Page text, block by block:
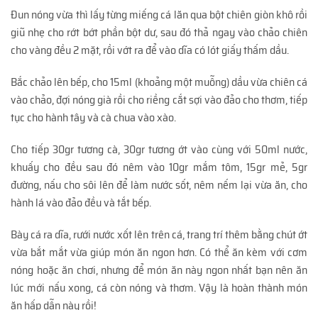
Đun nóng vừa thì lấy từng miếng cá lăn qua bột chiên giòn khô rồi
giũ nhẹ cho rớt bớt phần bột dư, sau đó thả ngay vào chảo chiên
cho vàng đều 2 mặt, rồi vớt ra để vào dĩa có lót giấy thấm dầu.
Bắc chảo lên bếp, cho 15ml (khoảng một muỗng) dầu vừa chiên cá
vào chảo, đợi nóng già rồi cho riềng cắt sợi vào đảo cho thơm, tiếp
tục cho hành tây và cà chua vào xào.
Cho tiếp 30gr tương cà, 30gr tương ớt vào cùng với 50ml nước,
khuấy cho đều sau đó nêm vào 10gr mắm tôm, 15gr mẻ, 5gr
đường, nấu cho sôi lên để làm nước sốt, nêm nếm lại vừa ăn, cho
hành lá vào đảo đều và tắt bếp.
Bày cá ra dĩa, rưới nước xốt lên trên cá, trang trí thêm bằng chút ớt
vừa bắt mắt vừa giúp món ăn ngon hơn. Có thể ăn kèm với cơm
nóng hoặc ăn chơi, nhưng để món ăn này ngon nhất bạn nên ăn
lúc mới nấu xong, cá còn nóng và thơm. Vậy là hoàn thành món
ăn hấp dẫn này rồi!